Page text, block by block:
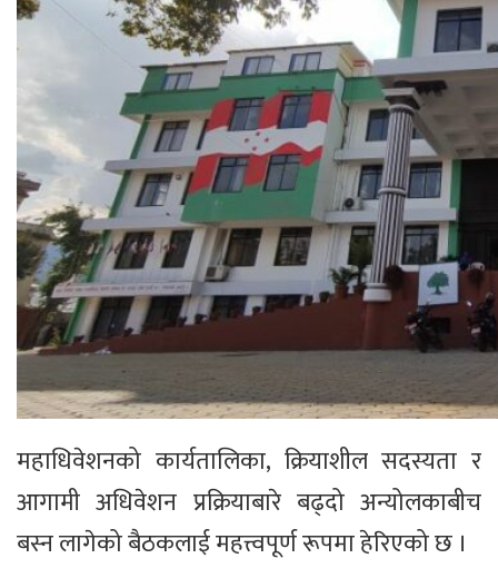
महाधिवेशनको कार्यतालिका, क्रियाशील सदस्यता र
आगामी अधिवेशन प्रक्रियाबारे बढ्दो अन्योलकाबीच
बस्न लागेको बैठकलाई महत्त्वपूर्ण रूपमा हेरिएको छ ।